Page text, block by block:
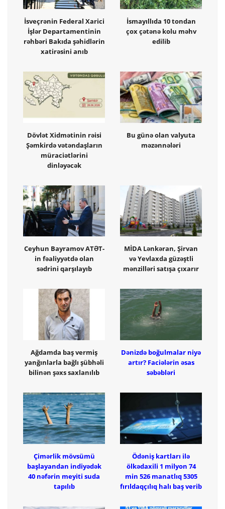
İsveçrənin Federal Xarici
İşlər Departamentinin
rəhbəri Bakıda şəhidlərin
xatirəsini anıb
İsmayıllıda 10 tondan
çox çətənə kolu məhv
edilib
Dövlət Xidmətinin rəisi
Şəmkirdə vətəndaşların
müraciətlərini
dinləyəcək
Bu günə olan valyuta
məzənnələri
Ceyhun Bayramov ATƏT-
in fəaliyyətdə olan
sədrini qarşılayıb
MİDA Lənkəran, Şirvan
və Yevlaxda güzəştli
mənzilləri satışa çıxarır
Ağdamda baş vermiş
yanğınlarla bağlı şübhəli
bilinən şəxs saxlanılıb
Dənizdə boğulmalar niyə
artır? Faciələrin əsas
səbəbləri
Çimərlik mövsümü
başlayandan indiyədək
40 nəfərin meyiti suda
tapılıb
Ödəniş kartları ilə
ölkədaxili 1 milyon 74
min 526 manatlıq 5305
fırıldaqçılıq halı baş verib